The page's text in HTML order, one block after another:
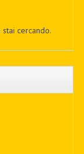
cercando.